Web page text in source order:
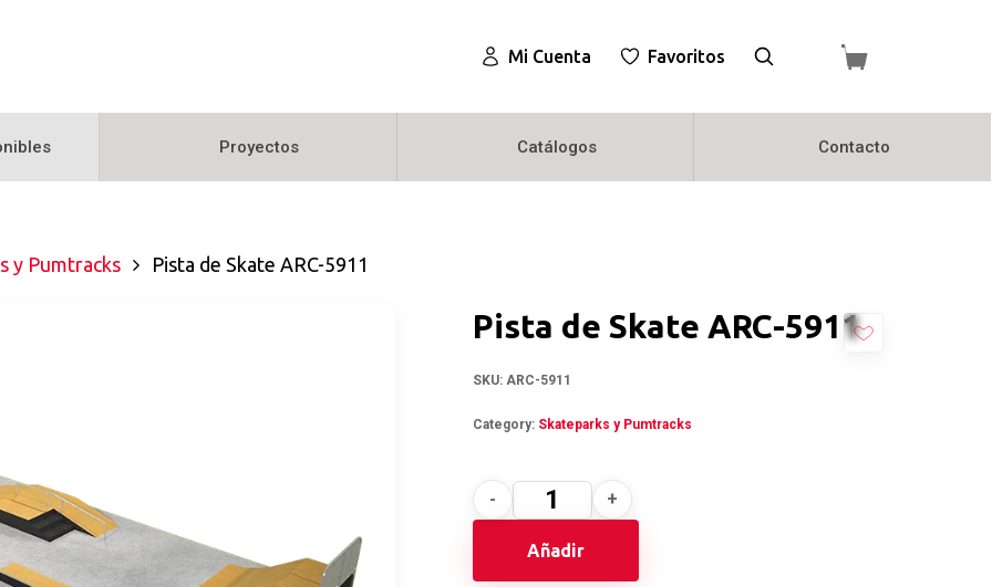
Mi Cuenta Favoritos
Proyectos Catálogos Contacto
y Pumtracks Pista de Skate ARC-5911
Pista de Skate ARC-5911
SKU: ARC-5911
Category: Skateparks y Pumtracks
Añadir